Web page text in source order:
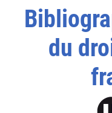
du